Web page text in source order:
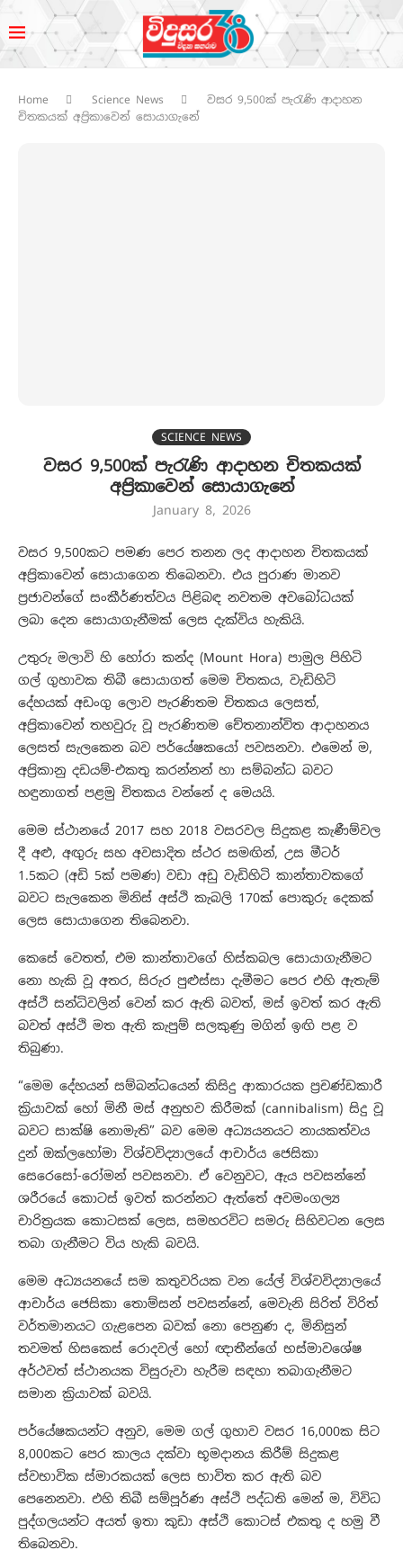
Home Science News
වසර 9,500ක් පැරැණි ආදාහන
චිතකයක් අප්‍රිකාවෙන් සොයාගැනේ
SCIENCE NEWS
වසර 9,500ක් පැරැණි ආදාහන චිතකයක්
අප්‍රිකාවෙන් සොයාගැනේ
January 8, 2026
වසර 9,500කට පමණ පෙර තනන ලද ආදාහන චිතකයක්
අප්‍රිකාවෙන් සොයාගෙන තිබෙනවා. එය පුරාණ මානව
ප්‍රජාවන්ගේ සංකීර්ණත්වය පිළිබඳ නවතම අවබෝධයක්
ලබා දෙන සොයාගැනීමක් ලෙස දැක්විය හැකියි.
​උතුරු මලාවි හි හෝරා කන්ද (Mount Hora) පාමුල පිහිටි
ගල් ගුහාවක තිබී සොයාගත් මෙම චිතකය, වැඩිහිටි
දේහයක් අඩංගු ලොව පැරණිතම චිතකය ලෙසත්,
අප්‍රිකාවෙන් තහවුරු වූ පැරණිතම චේතනාන්විත ආදාහනය
ලෙසත් සැලකෙන බව පර්යේෂකයෝ පවසනවා. එමෙන් ම,
අප්‍රිකානු දඩයම්-එකතු කරන්නන් හා සම්බන්ධ බවට
හඳුනාගත් පළමු චිතකය වන්නේ ද මෙයයි.
මෙම ස්ථානයේ ​2017 සහ 2018 වසරවල සිදුකළ කැණීම්වල
දී අළු, අඟුරු සහ අවසාදිත ස්ථර සමඟින්, උස මීටර්
1.5කට (අඩි 5ක් පමණ) වඩා අඩු වැඩිහිටි කාන්තාවකගේ
බවට සැලකෙන මිනිස් අස්ථි කැබලි 170ක් පොකුරු දෙකක්
ලෙස සොයාගෙන තිබෙනවා.
කෙසේ වෙතත්, එම කාන්තාවගේ හිස්කබල සොයාගැනීමට
නො හැකි වූ අතර, සිරුර පුළුස්සා දැමීමට පෙර එහි ඇතැම්
අස්ථි සන්ධිවලින් වෙන් කර ඇති බවත්, මස් ඉවත් කර ඇති
බවත් අස්ථි මත ඇති කැපුම් සලකුණු මගින් ඉඟි පළ ව
තිබුණා.
“මෙම දේහයන් සම්බන්ධයෙන් කිසිදු ආකාරයක ප්‍රචණ්ඩකාරී
ක්‍රියාවක් හෝ මිනී මස් අනුභව කිරීමක් (cannibalism) සිදු වූ
බවට සාක්ෂි නොමැති” බව මෙම අධ්‍යයනයට නායකත්වය
දුන් ඔක්ලහෝමා විශ්වවිද්‍යාලයේ ආචාර්ය ජෙසිකා
සෙරෙසෝ-රෝමන් පවසනවා. ඒ වෙනුවට, ඇය පවසන්නේ
ශරීරයේ කොටස් ඉවත් කරන්නට ඇත්තේ අවමංගල්‍ය
චාරිත්‍රයක කොටසක් ලෙස, සමහරවිට සමරු සිහිවටන ලෙස
තබා ගැනීමට විය හැකි බවයි.
මෙම අධ්‍යයනයේ සම කතුවරියක වන යේල් විශ්වවිද්‍යාලයේ
ආචාර්ය ජෙසිකා තොම්සන් පවසන්නේ, මෙවැනි සිරිත් විරිත්
වර්තමානයට ගැළපෙන බවක් නො පෙනුණ ද, මිනිසුන්
තවමත් හිසකෙස් රොදවල් හෝ ඥාතීන්ගේ භස්මාවශේෂ
අර්ථවත් ස්ථානයක විසුරුවා හැරීම සඳහා තබාගැනීමට
සමාන ක්‍රියාවක් බවයි.
​පර්යේෂකයන්ට අනුව, මෙම ගල් ගුහාව වසර 16,000ක සිට
8,000කට පෙර කාලය දක්වා භූමදානය කිරීම් සිදුකළ
ස්වභාවික ස්මාරකයක් ලෙස භාවිත කර ඇති බව
පෙනෙනවා. එහි තිබී සම්පූර්ණ අස්ථි පද්ධති මෙන් ම, විවිධ
පුද්ගලයන්ට අයත් ඉතා කුඩා අස්ථි කොටස් එකතු ද හමු වී
තිබෙනවා.